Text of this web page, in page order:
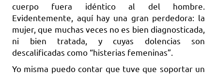
cuerpo fuera idéntico al del hombre.
Evidentemente, aquí hay una gran perdedora: la
mujer, que muchas veces no es bien diagnosticada,
ni bien tratada, y cuyas dolencias son
descalificadas como “histerias femeninas”.
Yo misma puedo contar que tuve que soportar un